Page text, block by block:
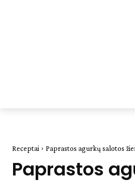
Receptai Paprastos agurkų salotos
Paprastos